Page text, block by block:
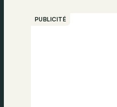
PUBLICITÉ